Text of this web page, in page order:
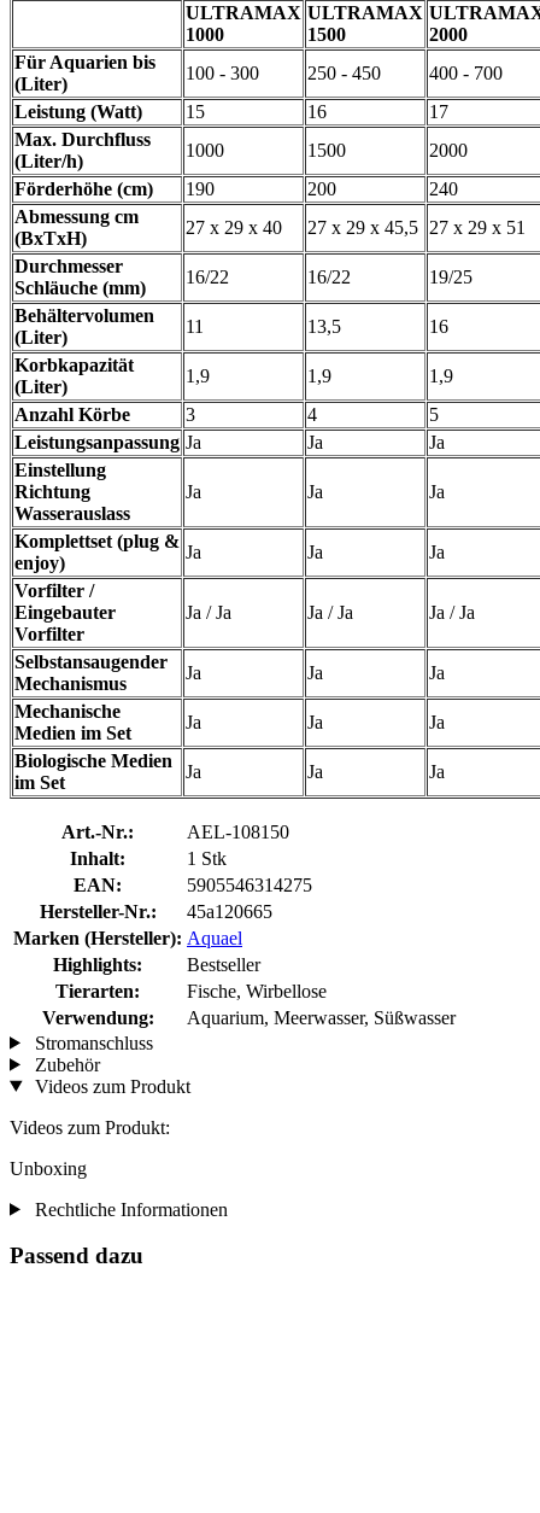
ULTRAMAX
1000
ULTRAMAX
1500
2000
Für Aquarien bis
(Liter)
100 - 300 250 - 450
400 - 700
Leistung (Watt)
15 16
17
Max. Durchfluss
(Liter/h)
1000 1500
2000
Förderhöhe (cm)
190 200
240
Abmessung cm
(BxTxH)
27 x 29 x 40 27 x 29 x 45,5 27 x 29 x 51
Durchmesser
Schläuche (mm)
16/22 16/22
19/25
Behältervolumen
(Liter)
11 13,5
16
Korbkapazität
(Liter)
1,9 1,9
1,9
Anzahl Körbe
3 4
5
Leistungsanpassung Ja Ja
Ja
Einstellung
Richtung
Wasserauslass
Ja Ja Ja
Komplettset (plug &
enjoy)
Ja Ja
Ja
Vorfilter /
Eingebauter
Vorfilter
Ja / Ja Ja / Ja Ja / Ja
Selbstansaugender
Mechanismus
Ja Ja
Ja
Mechanische
Medien im Set
Ja Ja
Ja
Biologische Medien
im Set
Ja Ja Ja
Art.-Nr.:
AEL-108150
Inhalt:
1 Stk
EAN:
5905546314275
Hersteller-Nr.:
45a120665
Marken (Hersteller): Aquael
Highlights:
Bestseller
Tierarten:
Fische, Wirbellose
Verwendung:
Aquarium, Meerwasser, Süßwasser
Stromanschluss
Zubehör
Videos zum Produkt
Videos zum Produkt:
Unboxing
Rechtliche Informationen
Passend dazu